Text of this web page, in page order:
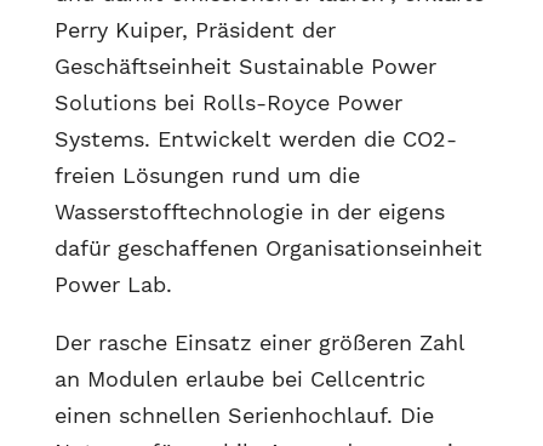
Perry Kuiper, Präsident der
Geschäftseinheit Sustainable Power
Solutions bei Rolls-Royce Power
Systems. Entwickelt werden die CO2-
freien Lösungen rund um die
Wasserstofftechnologie in der eigens
dafür geschaffenen Organisationseinheit
Power Lab.
Der rasche Einsatz einer größeren Zahl
an Modulen erlaube bei Cellcentric
einen schnellen Serienhochlauf. Die